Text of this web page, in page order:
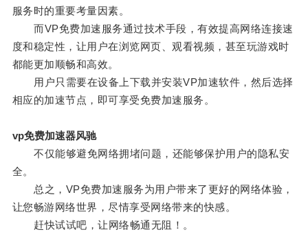
服务时的重要考量因素。
而VP免费加速服务通过技术手段，有效提高网络连接速
度和稳定性，让用户在浏览网页、观看视频，甚至玩游戏时
都能更加顺畅和高效。
用户只需要在设备上下载并安装VP加速软件，然后选择
相应的加速节点，即可享受免费加速服务。
vp免费加速器风驰
不仅能够避免网络拥堵问题，还能够保护用户的隐私安
全。
总之，VP免费加速服务为用户带来了更好的网络体验，
让您畅游网络世界，尽情享受网络带来的快感。
赶快试试吧，让网络畅通无阻！。